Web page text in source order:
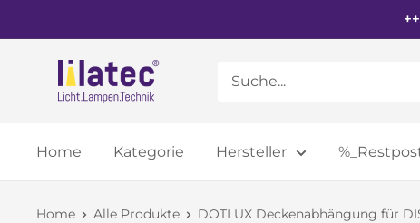
zum
elektro-
deals.de
Home Kategorie Hersteller
Home Alle Produkte DOTLUX Deckenabhängung für